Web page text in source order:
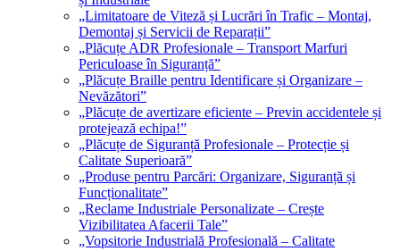
„Limitatoare de Viteză și Lucrări în Trafic – Montaj,
Demontaj și Servicii de Reparații”
„Plăcuțe ADR Profesionale – Transport Marfuri
Periculoase în Siguranță”
„Plăcuțe Braille pentru Identificare și Organizare –
Nevăzători”
„Plăcuțe de avertizare eficiente – Previn accidentele și
protejează echipa!”
„Plăcuțe de Siguranță Profesionale – Protecție și
Calitate Superioară”
„Produse pentru Parcări: Organizare, Siguranță și
Funcționalitate”
„Reclame Industriale Personalizate – Crește
Vizibilitatea Afacerii Tale”
„Vopsitorie Industrială Profesională – Calitate